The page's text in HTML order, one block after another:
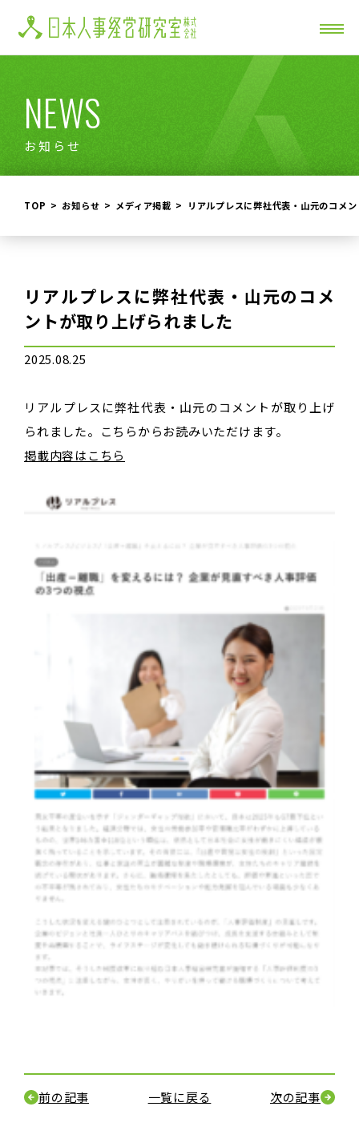
NEWS
お知らせ
TOP お知らせ メディア掲載 リアルプレスに弊社代表・山元のコメ
リアルプレスに弊社代表・山元のコメ
ントが取り上げられました
2025.08.25
リアルプレスに弊社代表・山元のコメントが取り上げ
られました。こちらからお読みいただけます。
掲載内容はこちら
前の記事 一覧に戻る 次の記事